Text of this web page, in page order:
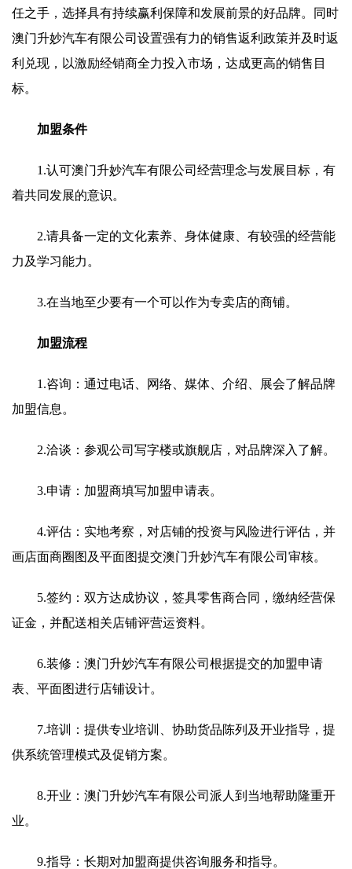
任之手，选择具有持续赢利保障和发展前景的好品牌。同时
澳门升妙汽车有限公司设置强有力的销售返利政策并及时返
利兑现，以激励经销商全力投入市场，达成更高的销售目
标。
加盟条件
1.认可澳门升妙汽车有限公司经营理念与发展目标，有
着共同发展的意识。
2.请具备一定的文化素养、身体健康、有较强的经营能
力及学习能力。
3.在当地至少要有一个可以作为专卖店的商铺。
加盟流程
1.咨询：通过电话、网络、媒体、介绍、展会了解品牌
加盟信息。
2.洽谈：参观公司写字楼或旗舰店，对品牌深入了解。
3.申请：加盟商填写加盟申请表。
4.评估：实地考察，对店铺的投资与风险进行评估，并
画店面商圈图及平面图提交澳门升妙汽车有限公司审核。
5.签约：双方达成协议，签具零售商合同，缴纳经营保
证金，并配送相关店铺评营运资料。
6.装修：澳门升妙汽车有限公司根据提交的加盟申请
表、平面图进行店铺设计。
7.培训：提供专业培训、协助货品陈列及开业指导，提
供系统管理模式及促销方案。
8.开业：澳门升妙汽车有限公司派人到当地帮助隆重开
业。
9.指导：长期对加盟商提供咨询服务和指导。